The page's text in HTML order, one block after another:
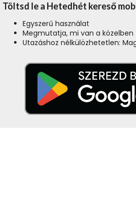
Töltsd le a Hetedhét kereső
Egyszerű használat
Megmutatja, mi van a közelben
Utazáshoz nélkülözhetetlen: